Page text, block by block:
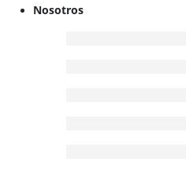
Nosotros